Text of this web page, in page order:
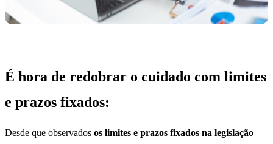
É hora de redobrar o cuidado com limites
e prazos fixados:
Desde que observados os limites e prazos fixados na legislação